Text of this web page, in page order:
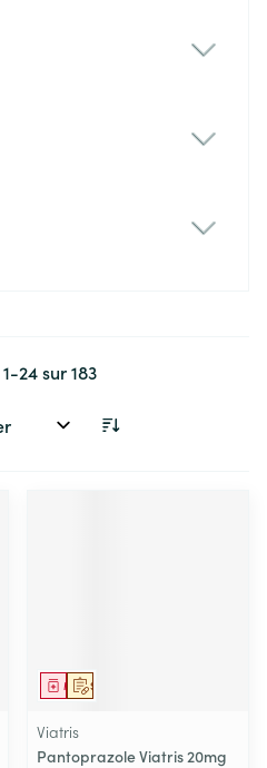
1-24sur183
Sur prescription
Médicament
Viatris
Pantoprazole Viatris 20mg